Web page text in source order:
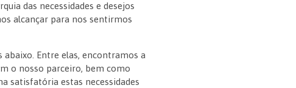
das necessidades e desejos
alcançar para nos sentirmos
abaixo. Entre elas, encontramos a
o nosso parceiro, bem como
satisfatória estas necessidades